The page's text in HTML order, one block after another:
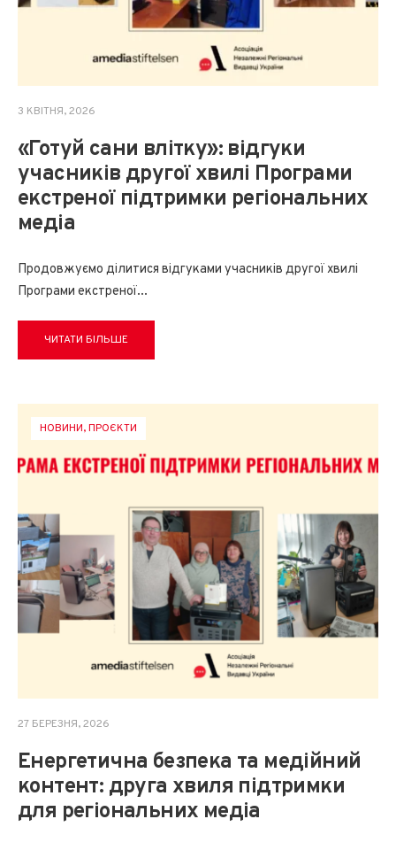
3 КВІТНЯ, 2026
«Готуй сани влітку»: відгуки
учасників другої хвилі Програми
екстреної підтримки регіональних
медіа
Продовжуємо ділитися відгуками учасників другої хвилі
Програми екстреної...
ЧИТАТИ БІЛЬШЕ
НОВИНИ,ПРОЄКТИ
27 БЕРЕЗНЯ, 2026
Енергетична безпека та медійний
контент: друга хвиля підтримки
для регіональних медіа